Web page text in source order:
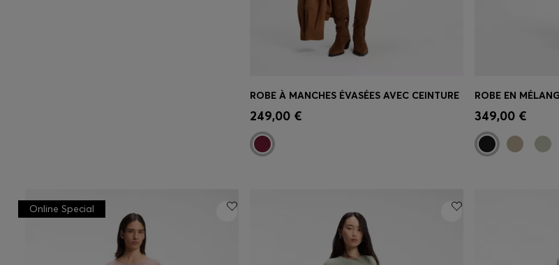
Achat rapide
taille)
ROBE À MANCHES ÉVASÉES AVEC CEINTURE
249,00 € Achat rapide
taille)
349,00 €
Online Special